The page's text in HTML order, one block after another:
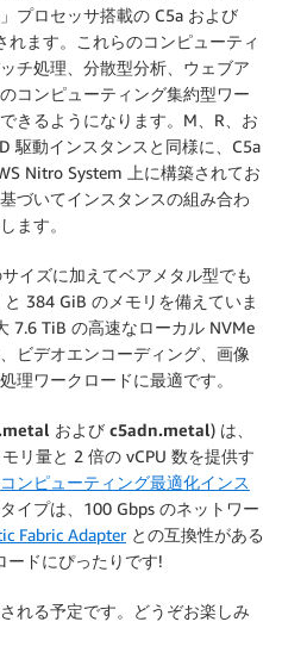
プロセッサ搭載の C5a および
れます。これらのコンピューティ
チ処理、分散型分析、ウェブア
コンピューティング集約型ワー
きるようになります。M、R、お
駆動インスタンスと同様に、C5a
Nitro System 上に構築されてお
づいてインスタンスの組み合わ
ます。
イズに加えてベアメタル型でも
384 GiB のメモリを備えていま
7.6 TiB の高速なローカル NVMe
ビデオエンコーディング、画像
理ワークロードに最適です。
および c5adn.metal) は、
リ量と 2 倍の vCPU 数を提供す
コンピューティング最適化インス
イプは、100 Gbps のネットワー
Fabric Adapterとの互換性がある
ードにぴったりです!
れる予定です。どうぞお楽しみ